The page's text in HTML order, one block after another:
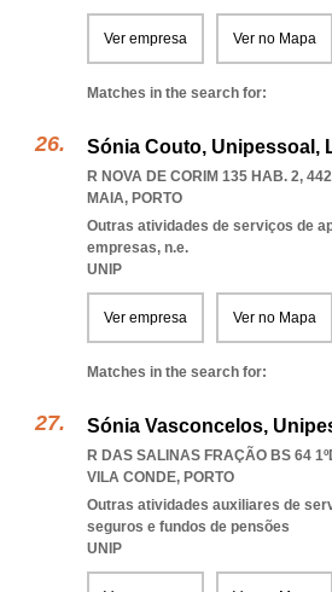
Ver empresa Ver no Mapa
Matches in the search for:
Sónia Couto, Unipessoal,
R NOVA DE CORIM 135 HAB. 2,
MAIA, PORTO
Outras atividades de serviços de
empresas, n.e.
UNIP
Ver empresa Ver no Mapa
Matches in the search for:
Sónia Vasconcelos,
R DAS SALINAS FRAÇÃO BS 64
VILA CONDE, PORTO
Outras atividades auxiliares de
seguros e fundos de pensões
UNIP